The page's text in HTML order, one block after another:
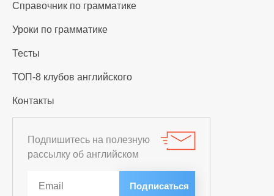
Справочник по грамматике
Уроки по грамматике
Тесты
ТОП-8 клубов английского
Контакты
Подпишитесь на полезную
рассылку об английском